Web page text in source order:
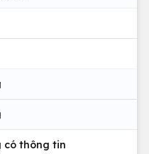
có thông tin